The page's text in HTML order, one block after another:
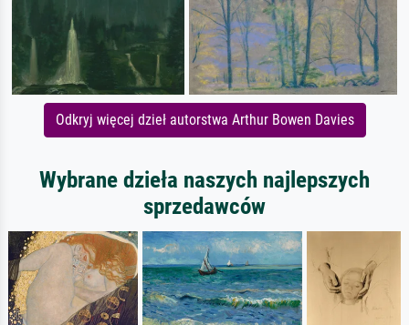
Odkryj więcej dzieł autorstwa Arthur Bowen Davies
Wybrane dzieła naszych najlepszych
sprzedawców